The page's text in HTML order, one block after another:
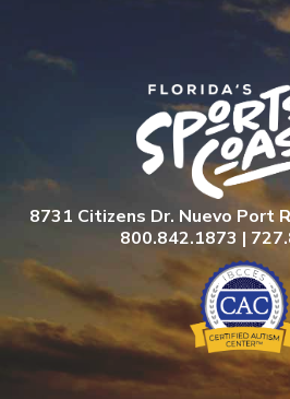
8731 Citizens Dr. Nuevo Port
800.842.1873 |